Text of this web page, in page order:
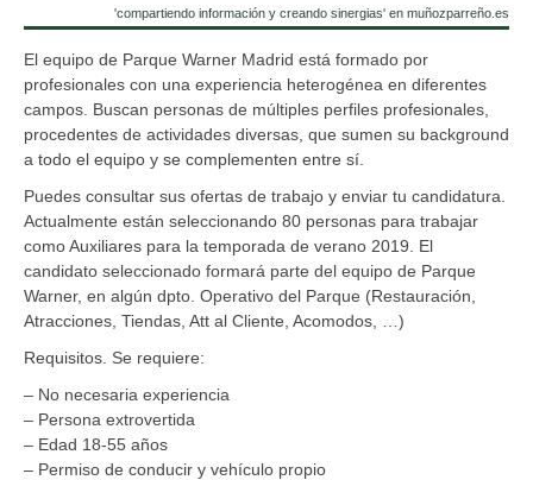
'compartiendo información y creando sinergias' en muñozparreño.es
El equipo de Parque Warner Madrid está formado por
profesionales con una experiencia heterogénea en diferentes
campos. Buscan personas de múltiples perfiles profesionales,
procedentes de actividades diversas, que sumen su background
a todo el equipo y se complementen entre sí.
Puedes consultar sus ofertas de trabajo y enviar tu candidatura.
Actualmente están seleccionando 80 personas para trabajar
como Auxiliares para la temporada de verano 2019. El
candidato seleccionado formará parte del equipo de Parque
Warner, en algún dpto. Operativo del Parque (Restauración,
Atracciones, Tiendas, Att al Cliente, Acomodos, …)
Requisitos. Se requiere:
– No necesaria experiencia
– Persona extrovertida
– Edad 18-55 años
– Permiso de conducir y vehículo propio